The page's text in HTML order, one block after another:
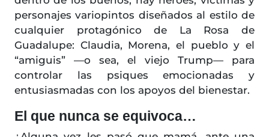
personajes variopintos diseñados al estilo de
cualquier protagónico de La Rosa de
Guadalupe: Claudia, Morena, el pueblo y el
“amiguis” —o sea, el viejo Trump— para
controlar las psiques emocionadas y
entusiasmadas con los apoyos del bienestar.
El que nunca se equivoca…